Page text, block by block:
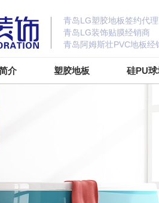
青岛LG塑胶地板签约代
青岛LG装饰贴膜经销商
青岛阿姆斯壮PVC地板经
介 塑胶地板 硅PU球